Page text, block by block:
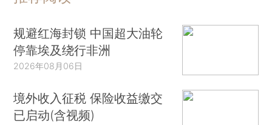
规避红海封锁 中国超大油轮
停靠埃及绕行非洲
2026年08月06日
境外收入征税 保险收益缴交
已启动(含视频)